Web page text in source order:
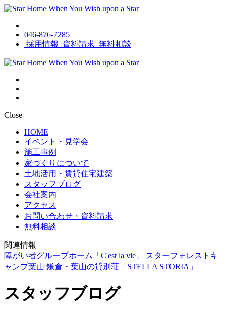
046-876-7285
採用情報
資料請求 無料相談
Close
HOME
イベント・見学会
施工事例
家づくりについて
土地活用・賃貸住宅建築
スタッフブログ
会社案内
アクセス
お問い合わせ・資料請求
無料相談
関連情報
障がい者グループホーム「C'est la vie」
スターフォレストキ
ャンプ葉山 鎌倉・葉山の貸別荘「STELLA STORIA」
スタッフブログ